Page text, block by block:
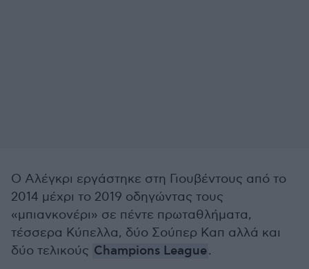
Ο Αλέγκρι εργάστηκε στη Γιουβέντους από το
2014 μέχρι το 2019 οδηγώντας τους
«μπιανκονέρι» σε πέντε πρωταθλήματα,
τέσσερα Κύπελλα, δύο Σούπερ Καπ αλλά και
δύο τελικούς Champions League.